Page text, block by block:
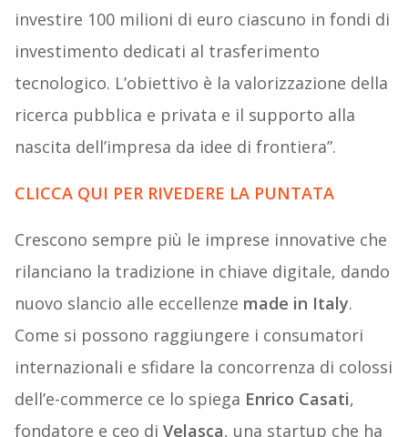
investire 100 milioni di euro ciascuno in fondi di
investimento dedicati al trasferimento
tecnologico. L’obiettivo è la valorizzazione della
ricerca pubblica e privata e il supporto alla
nascita dell’impresa da idee di frontiera”.
CLICCA QUI PER RIVEDERE LA PUNTATA
Crescono sempre più le imprese innovative che
rilanciano la tradizione in chiave digitale, dando
nuovo slancio alle eccellenze made in Italy.
Come si possono raggiungere i consumatori
internazionali e sfidare la concorrenza di colossi
dell’e-commerce ce lo spiega Enrico Casati,
fondatore e ceo di Velasca, una startup che ha